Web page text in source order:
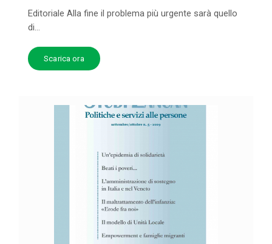
Editoriale Alla fine il problema più urgente sarà quello
di...
Scarica ora